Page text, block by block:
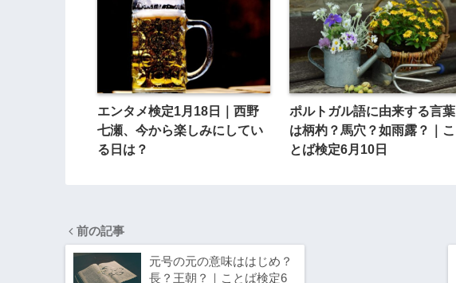
エンタメ検定1月18日｜西野
七瀬、今から楽しみにしてい
る日は？
ポルトガル語に由来する言葉
は柄杓？馬穴？如雨露？｜こ
とば検定6月10日
前の記事
元号の元の意味ははじめ？
長？王朝？｜ことば検定6